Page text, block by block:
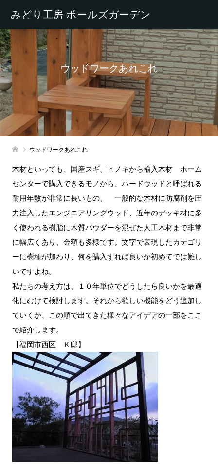
みどり工房 ポールズガーデン
ウッドワークあれこれ
ウッドワークあれこれ
木材といっても、国産スギ、ヒノキから輸入木材 ホーム
センターで購入できるモノから、ハードウッドと呼ばれる
耐用年数が非常に長いもの、 一般的な木材に防腐剤を圧
力注入したエンジニアリングウッド、近年のデッキ材に多
く使われる樹脂に木質パウダーを混ぜた人工木材まで非常
に幅広くあり、金額も多様です。文字で表現したカテゴリ
ーに樹種が加わり、何を購入すれば良いか初めてでは難し
いですよね。
私たちの考え方は、１０年単位でどうしたら良いかを最適
化にむけて検討します。それから欲しい機能をどう追加し
ていくか、この順で出てきた様々なアイデアの一部をここ
で紹介します。
【福岡市西区 Ｋ邸】